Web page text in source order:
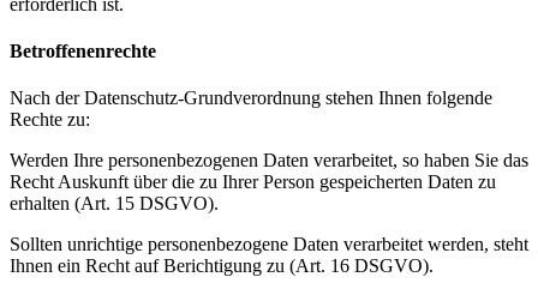
Betroffenenrechte
Nach der Datenschutz-Grundverordnung stehen Ihnen folgende
Rechte zu:
Werden Ihre personenbezogenen Daten verarbeitet, so haben Sie das
Recht Auskunft über die zu Ihrer Person gespeicherten Daten zu
erhalten (Art. 15 DSGVO).
Sollten unrichtige personenbezogene Daten verarbeitet werden, steht
Ihnen ein Recht auf Berichtigung zu (Art. 16 DSGVO).